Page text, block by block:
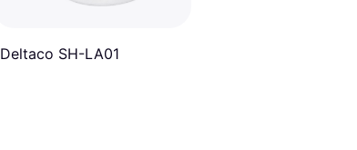
Deltaco SH-LA01